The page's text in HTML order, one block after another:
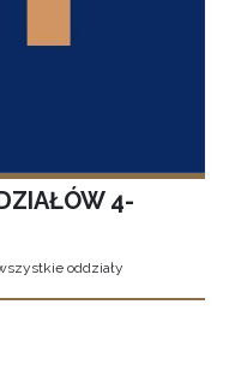
4-
oddziały